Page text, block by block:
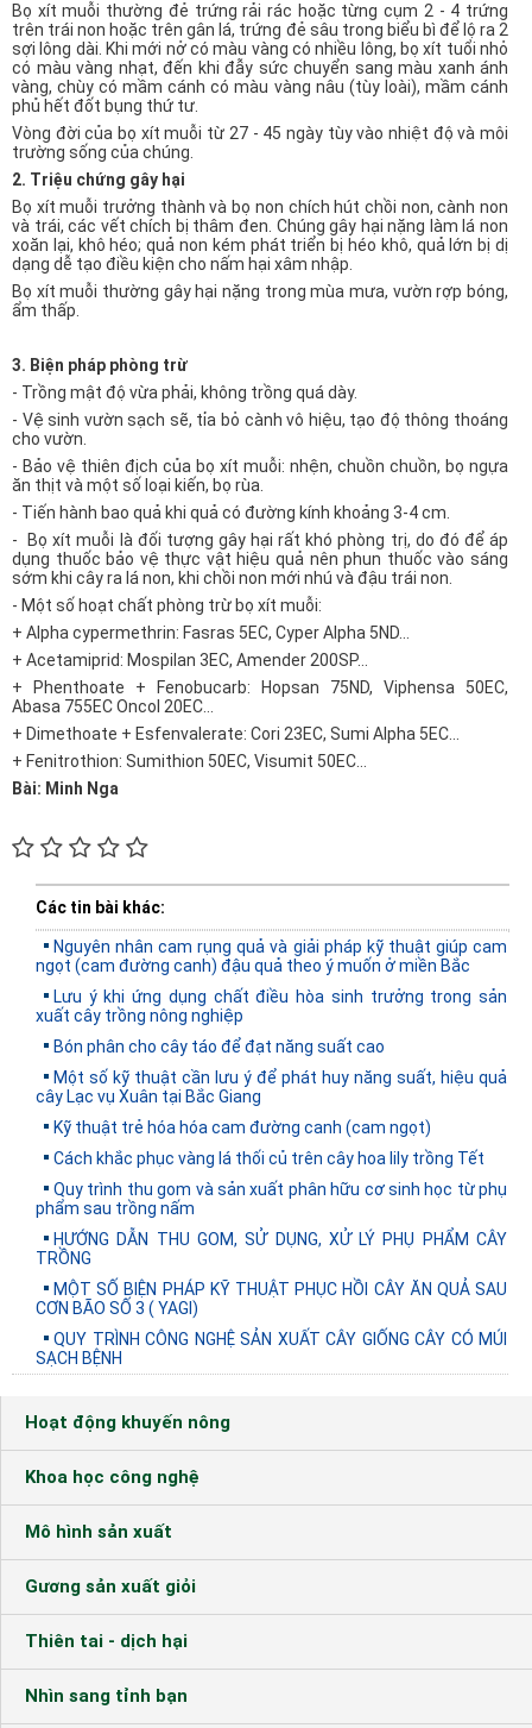
Bọ xít muỗi thường đẻ trứng rải rác hoặc từng cụm 2 - 4 trứng
trên trái non hoặc trên gân lá, trứng đẻ sâu trong biểu bì để lộ ra 2
sợi lông dài. Khi mới nở có màu vàng có nhiều lông, bọ xít tuổi nhỏ
có màu vàng nhạt, đến khi đẫy sức chuyển sang màu xanh ánh
vàng, chùy có mầm cánh có màu vàng nâu (tùy loài), mầm cánh
phủ hết đốt bụng thứ tư.
Vòng đời của bọ xít muỗi từ 27 - 45 ngày tùy vào nhiệt độ và môi
trường sống của chúng.
2. Triệu chứng gây hại
Bọ xít muỗi trưởng thành và bọ non chích hút chồi non, cành non
và trái, các vết chích bị thâm đen. Chúng gây hại nặng làm lá non
xoăn lại, khô héo; quả non kém phát triển bị héo khô, quả lớn bị dị
dạng dễ tạo điều kiện cho nấm hại xâm nhập.
Bọ xít muỗi thường gây hại nặng trong mùa mưa, vườn rợp bóng,
ẩm thấp.
3. Biện pháp phòng trừ
- Trồng mật độ vừa phải, không trồng quá dày.
- Vệ sinh vườn sạch sẽ, tỉa bỏ cành vô hiệu, tạo độ thông thoáng
cho vườn.
- Bảo vệ thiên địch của bọ xít muỗi: nhện, chuồn chuồn, bọ ngựa
ăn thịt và một số loại kiến, bọ rùa.
- Tiến hành bao quả khi quả có đường kính khoảng 3-4 cm.
- Bọ xít muỗi là đối tượng gây hại rất khó phòng trị, do đó để áp
dụng thuốc bảo vệ thực vật hiệu quả nên phun thuốc vào sáng
sớm khi cây ra lá non, khi chồi non mới nhú và đậu trái non.
- Một số hoạt chất phòng trừ bọ xít muỗi:
+ Alpha cypermethrin: Fasras 5EC, Cyper Alpha 5ND…
+ Acetamiprid: Mospilan 3EC, Amender 200SP…
+ Phenthoate + Fenobucarb: Hopsan 75ND, Viphensa 50EC,
Abasa 755EC Oncol 20EC…
+ Dimethoate + Esfenvalerate: Cori 23EC, Sumi Alpha 5EC…
+ Fenitrothion: Sumithion 50EC, Visumit 50EC…
Bài: Minh Nga
Các tin bài khác:
Nguyên nhân cam rụng quả và giải pháp kỹ thuật giúp cam
ngọt (cam đường canh) đậu quả theo ý muốn ở miền Bắc
Lưu ý khi ứng dụng chất điều hòa sinh trưởng trong sản
xuất cây trồng nông nghiệp
Bón phân cho cây táo để đạt năng suất cao
Một số kỹ thuật cần lưu ý để phát huy năng suất, hiệu quả
cây Lạc vụ Xuân tại Bắc Giang
Kỹ thuật trẻ hóa hóa cam đường canh (cam ngọt)
Cách khắc phục vàng lá thối củ trên cây hoa lily trồng Tết
Quy trình thu gom và sản xuất phân hữu cơ sinh học từ phụ
phẩm sau trồng nấm
HƯỚNG DẪN THU GOM, SỬ DỤNG, XỬ LÝ PHỤ PHẨM CÂY
TRỒNG
MỘT SỐ BIỆN PHÁP KỸ THUẬT PHỤC HỒI CÂY ĂN QUẢ SAU
CƠN BÃO SỐ 3 ( YAGI)
QUY TRÌNH CÔNG NGHỆ SẢN XUẤT CÂY GIỐNG CÂY CÓ MÚI
SẠCH BỆNH
Hoạt động khuyến nông
Khoa học công nghệ
Mô hình sản xuất
Gương sản xuất giỏi
Thiên tai - dịch hại
Nhìn sang tỉnh bạn